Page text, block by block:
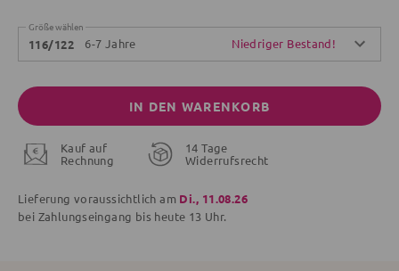
Größe wählen
116/122 6-7 Jahre Niedriger Bestand!
IN DEN WARENKORB
Kauf auf
Rechnung
14 Tage
Widerrufsrecht
Lieferung voraussichtlich am Di., 11.08.26
bei Zahlungseingang bis heute 13 Uhr.